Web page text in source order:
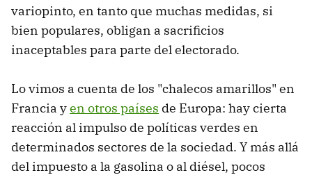
variopinto, en tanto que muchas medidas, si
bien populares, obligan a sacrificios
inaceptables para parte del electorado.
Lo vimos a cuenta de los "chalecos amarillos" en
Francia yen otros países de Europa: hay cierta
reacción al impulso de políticas verdes en
determinados sectores de la sociedad. Y más allá
del impuesto a la gasolina o al diésel, pocos